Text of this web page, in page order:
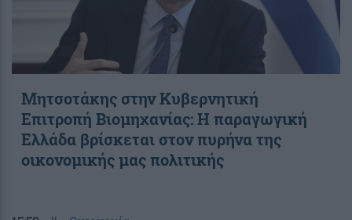
Μητσοτάκης στην Κυβερνητική
Επιτροπή Βιομηχανίας: Η παραγωγική
Ελλάδα βρίσκεται στον πυρήνα της
οικονομικής μας πολιτικής